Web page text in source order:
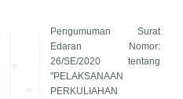
Pengumuman Surat
Edaran Nomor:
26/SE/2020 tentang
"PELAKSANAAN
PERKULIAHAN